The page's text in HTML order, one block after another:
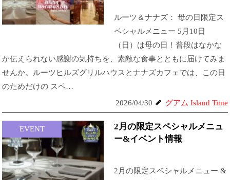
ルーツ＆ナナズ： 母の日限定ス
ペシャルメニュー 5月10日
（日）は母の日！普段はなかな
か伝えられない感謝の気持ちを、素敵な食事とともに届けてみま
せんか。ルーツヒルズグリルハウスとナナズカフェでは、この日
のためだけの スペ…
2026/04/30
グアム Island Time
EVENT
2月の限定スペシャルメニュ
ー&イベント情報
2月の限定スペシャルメニュー &